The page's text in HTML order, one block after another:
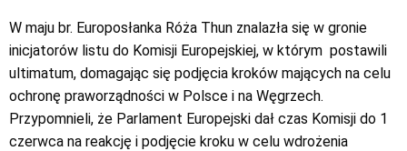
W maju br. Europosłanka Róża Thun znalazła się w gronie
inicjatorów listu do Komisji Europejskiej, w którym postawili
ultimatum, domagając się podjęcia kroków mających na celu
ochronę praworządności w Polsce i na Węgrzech.
Przypomnieli, że Parlament Europejski dał czas Komisji do 1
czerwca na reakcję i podjęcie kroku w celu wdrożenia